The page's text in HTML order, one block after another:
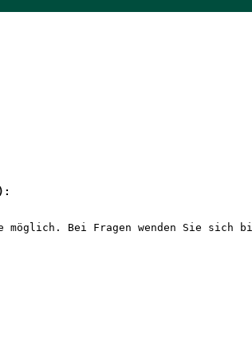
möglich. Bei Fragen wenden Sie sich